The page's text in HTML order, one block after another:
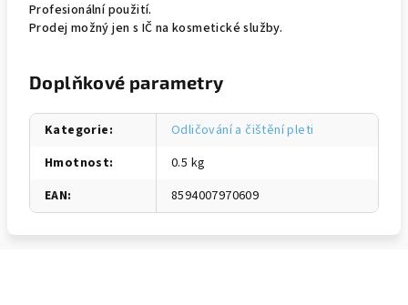
Profesionální použití.
Prodej možný jen s IČ na kosmetické služby.
Doplňkové parametry
Kategorie:
Odličování a čištění pleti
Hmotnost:
0.5 kg
EAN: 8594007970609